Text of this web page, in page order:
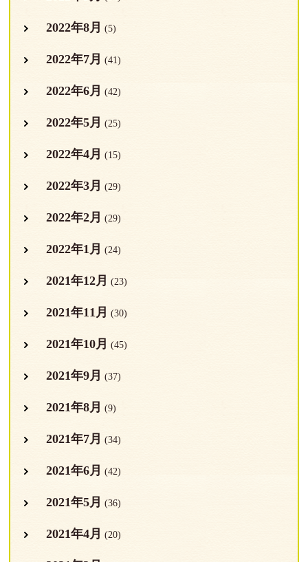
2022年8月 (5)
2022年7月 (41)
2022年6月 (42)
2022年5月 (25)
2022年4月 (15)
2022年3月 (29)
2022年2月 (29)
2022年1月 (24)
2021年12月 (23)
2021年11月 (30)
2021年10月 (45)
2021年9月 (37)
2021年8月 (9)
2021年7月 (34)
2021年6月 (42)
2021年5月 (36)
2021年4月 (20)